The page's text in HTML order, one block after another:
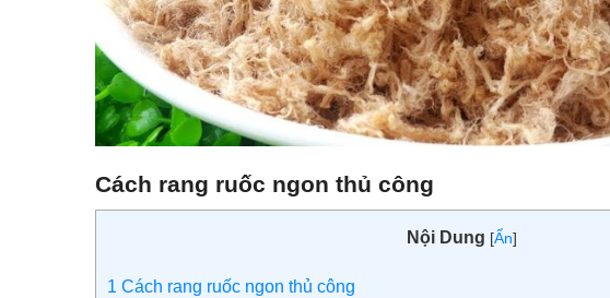
Cách rang ruốc ngon thủ công
Nội Dung [Ẩn]
1 Cách rang ruốc ngon thủ công